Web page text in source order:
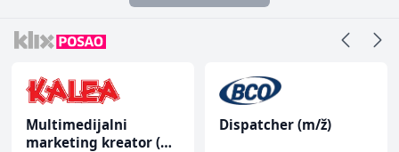
Multimedijalni
marketing kreator (m/
Dispatcher (m/ž)